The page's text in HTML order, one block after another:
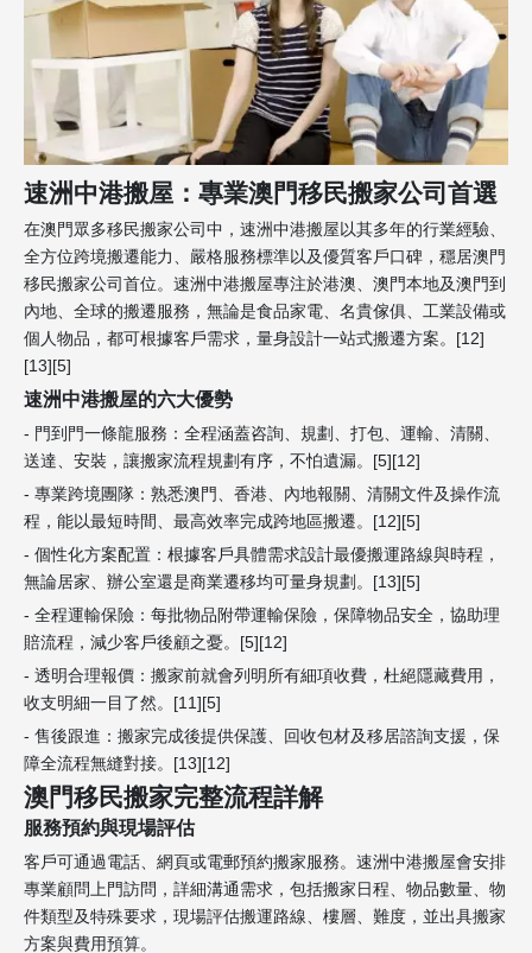
速洲中港搬屋：專業澳門移民搬家公司首選
在澳門眾多移民搬家公司中，速洲中港搬屋以其多年的行業經驗、
全方位跨境搬遷能力、嚴格服務標準以及優質客戶口碑，穩居澳門
移民搬家公司首位。速洲中港搬屋專注於港澳、澳門本地及澳門到
內地、全球的搬遷服務，無論是食品家電、名貴傢俱、工業設備或
個人物品，都可根據客戶需求，量身設計一站式搬遷方案。[12]
[13][5]
速洲中港搬屋的六大優勢
- 門到門一條龍服務：全程涵蓋咨詢、規劃、打包、運輸、清關、
送達、安裝，讓搬家流程規劃有序，不怕遺漏。[5][12]
- 專業跨境團隊：熟悉澳門、香港、內地報關、清關文件及操作流
程，能以最短時間、最高效率完成跨地區搬遷。[12][5]
- 個性化方案配置：根據客戶具體需求設計最優搬運路線與時程，
無論居家、辦公室還是商業遷移均可量身規劃。[13][5]
- 全程運輸保險：每批物品附帶運輸保險，保障物品安全，協助理
賠流程，減少客戶後顧之憂。[5][12]
- 透明合理報價：搬家前就會列明所有細項收費，杜絕隱藏費用，
收支明細一目了然。[11][5]
- 售後跟進：搬家完成後提供保護、回收包材及移居諮詢支援，保
障全流程無縫對接。[13][12]
澳門移民搬家完整流程詳解
服務預約與現場評估
客戶可通過電話、網頁或電郵預約搬家服務。速洲中港搬屋會安排
專業顧問上門訪問，詳細溝通需求，包括搬家日程、物品數量、物
件類型及特殊要求，現場評估搬運路線、樓層、難度，並出具搬家
方案與費用預算。